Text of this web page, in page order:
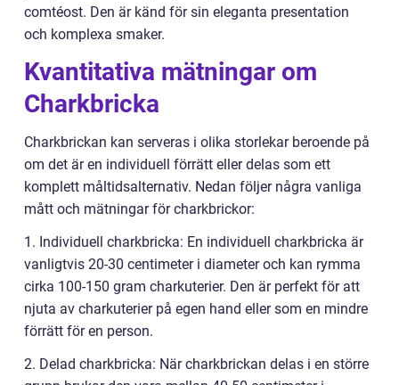
comtéost. Den är känd för sin eleganta presentation
och komplexa smaker.
Kvantitativa mätningar om
Charkbricka
Charkbrickan kan serveras i olika storlekar beroende på
om det är en individuell förrätt eller delas som ett
komplett måltidsalternativ. Nedan följer några vanliga
mått och mätningar för charkbrickor:
1. Individuell charkbricka: En individuell charkbricka är
vanligtvis 20-30 centimeter i diameter och kan rymma
cirka 100-150 gram charkuterier. Den är perfekt för att
njuta av charkuterier på egen hand eller som en mindre
förrätt för en person.
2. Delad charkbricka: När charkbrickan delas i en större